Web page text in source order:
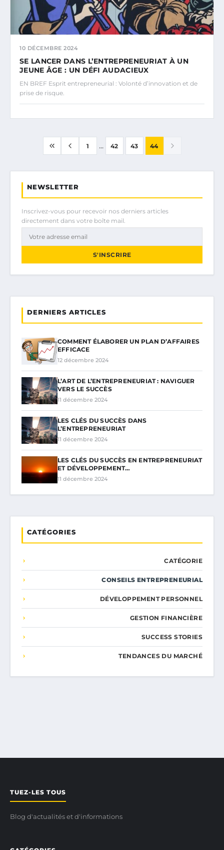
10 DÉCEMBRE 2024
SE LANCER DANS L’ENTREPRENEURIAT À UN
JEUNE ÂGE : UN DÉFI AUDACIEUX
EN BREF Esprit entrepreneurial : Volonté d’innovation et de
prise de risque.
1 ... 42 43 44
NEWSLETTER
Inscrivez-vous pour recevoir nos derniers articles
directement dans votre boîte mail.
S'INSCRIRE
DERNIERS ARTICLES
COMMENT ÉLABORER UN PLAN D’AFFAIRES
EFFICACE
12 décembre 2024
L’ART DE L’ENTREPRENEURIAT : NAVIGUER
VERS LE SUCCÈS
11 décembre 2024
LES CLÉS DU SUCCÈS DANS
L’ENTREPRENEURIAT
11 décembre 2024
LES CLÉS DU SUCCÈS EN ENTREPRENEURIAT
ET DÉVELOPPEMENT…
11 décembre 2024
CATÉGORIES
CATÉGORIE
CONSEILS ENTREPRENEURIAL
DÉVELOPPEMENT PERSONNEL
GESTION FINANCIÈRE
SUCCESS STORIES
TENDANCES DU MARCHÉ
TUEZ-LES TOUS
Blog d'actualités et d'informations